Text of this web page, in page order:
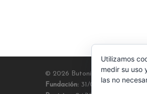
© 2026 Butoni Films. Todos los
Fundación: 31/07/20 |
Utilizamos
medir su uso
las no